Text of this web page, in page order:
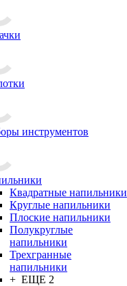
инструментов
Квадратные напильники
Круглые напильники
Плоские напильники
Полукруглые
напильники
Трехгранные
напильники
+ ЕЩЕ 2